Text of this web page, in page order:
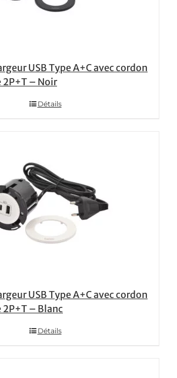
USB Type A+C avec cordon
2P+T – Noir
Détails
USB Type A+C avec cordon
– Blanc
Détails